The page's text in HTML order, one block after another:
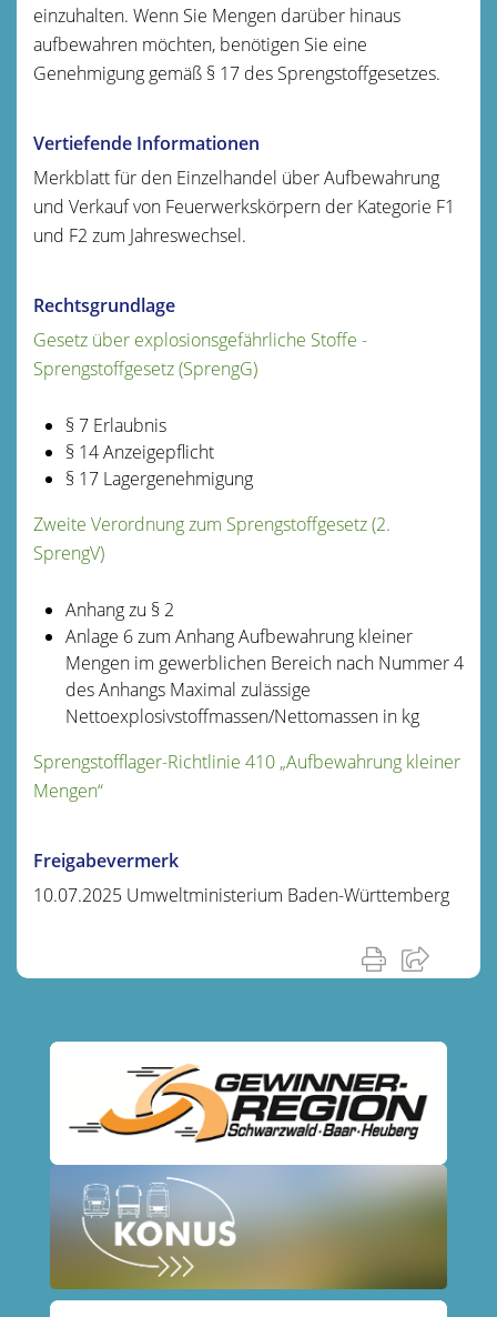
einzuhalten. Wenn Sie Mengen darüber hinaus
aufbewahren möchten, benötigen Sie eine
Genehmigung gemäß § 17 des Sprengstoffgesetzes.
Vertiefende Informationen
Merkblatt für den Einzelhandel über Aufbewahrung
und Verkauf von Feuerwerkskörpern der Kategorie F1
und F2 zum Jahreswechsel.
Rechtsgrundlage
Gesetz über explosionsgefährliche Stoffe -
Sprengstoffgesetz (SprengG)
§ 7 Erlaubnis
§ 14 Anzeigepflicht
§ 17 Lagergenehmigung
Zweite Verordnung zum Sprengstoffgesetz (2.
SprengV)
Anhang zu § 2
Anlage 6 zum Anhang Aufbewahrung kleiner
Mengen im gewerblichen Bereich nach Nummer 4
des Anhangs Maximal zulässige
Nettoexplosivstoffmassen/Nettomassen in kg
Sprengstofflager-Richtlinie 410 „Aufbewahrung kleiner
Mengen“
Freigabevermerk
10.07.2025 Umweltministerium Baden-Württemberg